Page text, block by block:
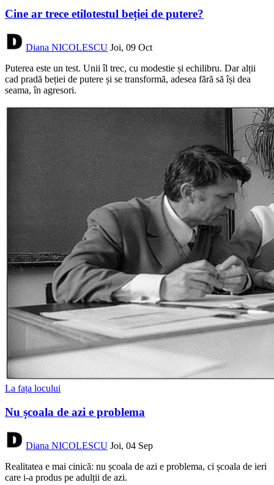
Cine ar trece etilotestul beției de putere?
Diana NICOLESCU Joi, 09 Oct
Puterea este un test. Unii îl trec, cu modestie și echilibru. Dar alții
cad pradă beției de putere și se transformă, adesea fără să își dea
seama, în agresori.
La fața locului
Nu școala de azi e problema
Diana NICOLESCU Joi, 04 Sep
Realitatea e mai cinică: nu școala de azi e problema, ci școala de ieri
care i-a produs pe adulții de azi.